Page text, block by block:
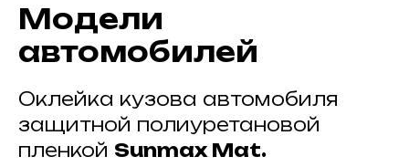
Модели
автомобилей
Оклейка кузова автомобиля
защитной полиуретановой
пленкой Sunmax Mat.